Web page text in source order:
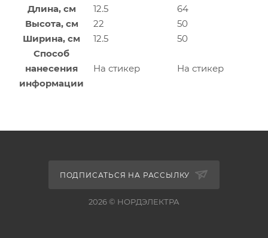
Длина, см
12.5
64
Высота, см
22
50
Ширина, см
12.5
50
Способ
нанесения
информации
На стикер На стикер
ПОДПИСАТЬСЯ НА РАССЫЛКУ
2026 © НОРДЭЛЕКТРА